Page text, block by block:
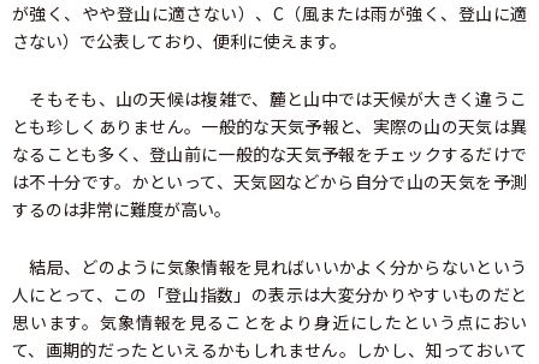
が強く、やや登山に適さない）、C（風または雨が強く、登山に適
さない）で公表しており、便利に使えます。
そもそも、山の天候は複雑で、麓と山中では天候が大きく違うこ
とも珍しくありません。一般的な天気予報と、実際の山の天気は異
なることも多く、登山前に一般的な天気予報をチェックするだけで
は不十分です。かといって、天気図などから自分で山の天気を予測
するのは非常に難度が高い。
結局、どのように気象情報を見ればいいかよく分からないという
人にとって、この「登山指数」の表示は大変分かりやすいものだと
思います。気象情報を見ることをより身近にしたという点におい
て、画期的だったといえるかもしれません。しかし、知っておいて